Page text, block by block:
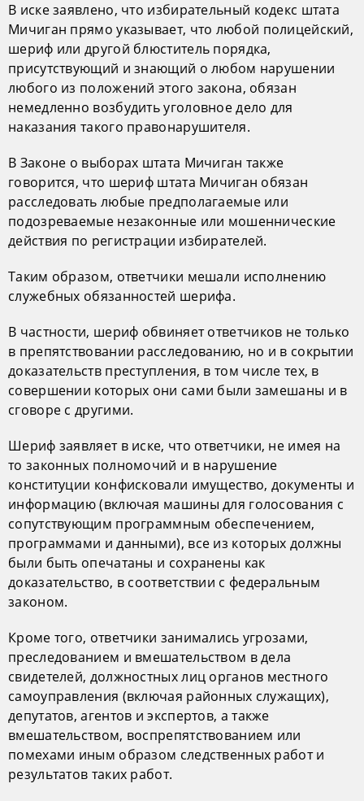
В иске заявлено, что избирательный кодекс штата
Мичиган прямо указывает, что любой полицейский,
шериф или другой блюститель порядка,
присутствующий и знающий о любом нарушении
любого из положений этого закона, обязан
немедленно возбудить уголовное дело для
наказания такого правонарушителя.
В Законе о выборах штата Мичиган также
говорится, что шериф штата Мичиган обязан
расследовать любые предполагаемые или
подозреваемые незаконные или мошеннические
действия по регистрации избирателей.
Таким образом, ответчики мешали исполнению
служебных обязанностей шерифа.
В частности, шериф обвиняет ответчиков не только
в препятствовании расследованию, но и в сокрытии
доказательств преступления, в том числе тех, в
совершении которых они сами были замешаны и в
сговоре с другими.
Шериф заявляет в иске, что ответчики, не имея на
то законных полномочий и в нарушение
конституции конфисковали имущество, документы и
информацию (включая машины для голосования с
сопутствующим программным обеспечением,
программами и данными), все из которых должны
были быть опечатаны и сохранены как
доказательство, в соответствии с федеральным
законом.
Кроме того, ответчики занимались угрозами,
преследованием и вмешательством в дела
свидетелей, должностных лиц органов местного
самоуправления (включая районных служащих),
депутатов, агентов и экспертов, а также
вмешательством, воспрепятствованием или
помехами иным образом следственных работ и
результатов таких работ.